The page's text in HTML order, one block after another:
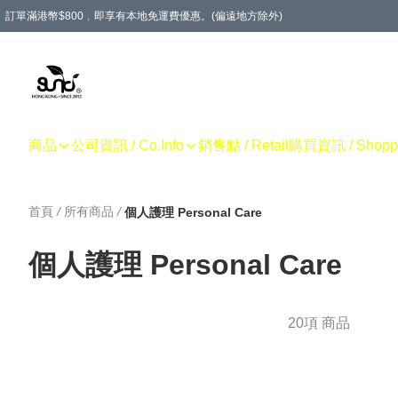
訂單滿港幣$800﹐即享有本地免運費優惠。(偏遠地方除外)
商品 公司資訊 / Co.Info 銷售點 / Retail 購買資訊 /
首頁 / 所有商品 / 個人護理 Personal Care
個人護理 Personal Care
20項 商品